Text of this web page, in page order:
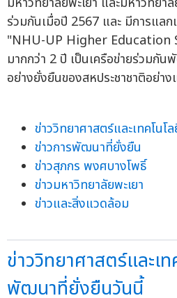
ร่วมกันเมื่อปี 2567 และ มีการแลก
"NHU-UP Higher
มากกว่า 2 ปี เป็นเครือข่ายร่วมกั
อย่างยั่งยืนของสหประชาชาติอย่า
ข่าววิทยาศาสตร์และเทคโนโ
ข่าวการพัฒนาที่ยั่งยืน
ข่าวสุภกร พงศบางโพธิ์
ข่าวมหาวิทยาลัยพะเยา
ข่าวและสิ่งแวดล้อม
ข่าววิทยาศาสตร์และเ
พัฒนาที่ยั่งยืนวันนี้